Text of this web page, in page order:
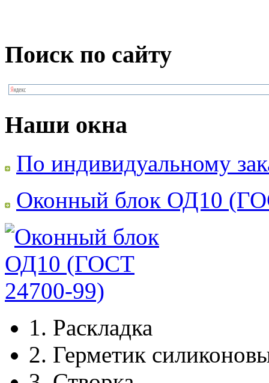
Поиск по сайту
Наши окна
По индивидуальному
Оконный блок ОД10
1. Раскладка
2. Герметик